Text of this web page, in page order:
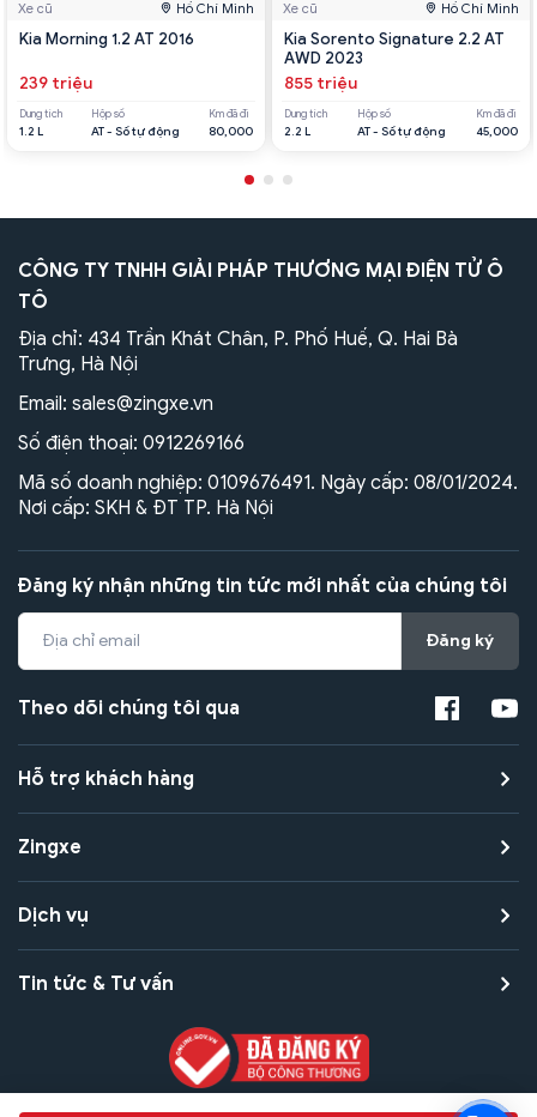
Xe cũ Hồ Chí Minh
Kia Morning 1.2 AT 2016
239 triệu
Dung tích
1.2 L
Hộp số
AT - Số tự động
Km đã đi
80,000
Xe cũ Hồ Chí Minh
Kia Sorento Signature 2.2 AT
AWD 2023
855 triệu
Dung tích
2.2 L
Hộp số
AT - Số tự động
Km đã đi
45,000
CÔNG TY TNHH GIẢI PHÁP THƯƠNG MẠI ĐIỆN TỬ Ô
TÔ
Địa chỉ: 434 Trần Khát Chân, P. Phố Huế, Q. Hai Bà
Trưng, Hà Nội
Email: sales@zingxe.vn
Số điện thoại: 0912269166
Mã số doanh nghiệp: 0109676491. Ngày cấp: 08/01/2024.
Nơi cấp: SKH & ĐT TP. Hà Nội
Đăng ký nhận những tin tức mới nhất của chúng tôi
Đăng ký
Theo dõi chúng tôi qua
Hỗ trợ khách hàng
Zingxe
Dịch vụ
Tin tức & Tư vấn